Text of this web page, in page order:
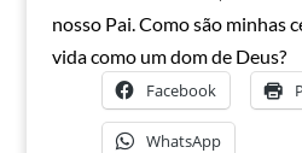
nosso Pai. Como são minhas
vida como um dom de Deus?
Facebook
WhatsApp